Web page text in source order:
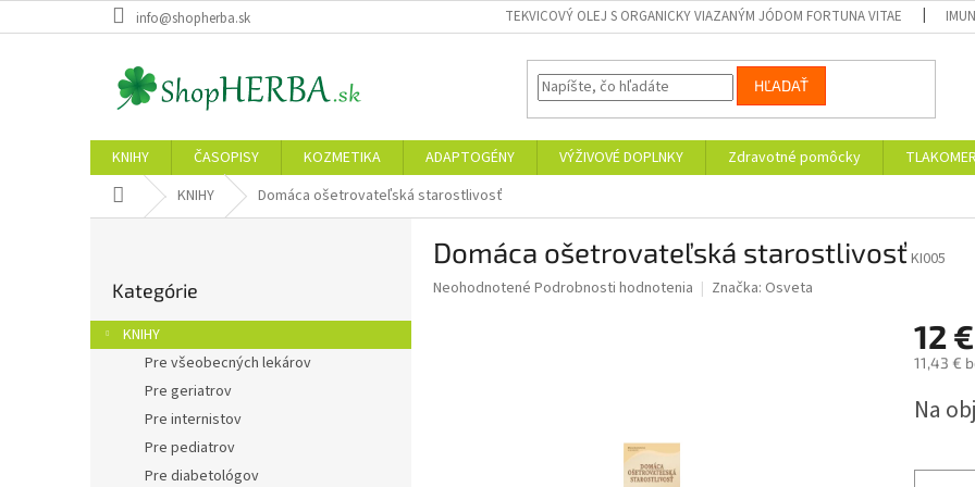
na
info@shopherba.sk TEKVICOVÝ OLEJ S ORGANICKY VIAZANÝM JÓDOM FORTUNA VITAE
HĽADAŤ
KNIHY ČASOPISY KOZMETIKA ADAPTOGÉNY VÝŽIVOVÉ DOPLNKY Zdravotné pomôcky
DomovKNIHY Domáca ošetrovateľská starostlivosť
ý
p
kategórie
Kategórie
KNIHY
Pre všeobecných lekárov
Pre geriatrov
Pre internistov
Pre pediatrov
Pre diabetológov
Domáca ošetrovateľská starostlivosťKI005
Priemerné
Neohodnotené Podrobnosti hodnotenia Značka: Osveta
12 €
11,43 €
cena:
Na